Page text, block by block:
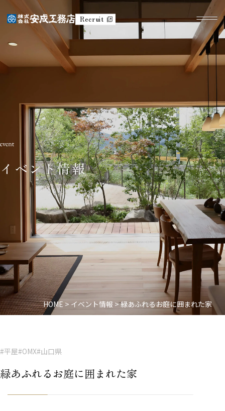
Recruit
イベント情報
HOME > イベント情報 >緑あふれるお庭に囲まれた家
#平屋#OMX#山口県
緑あふれるお庭に囲まれた家